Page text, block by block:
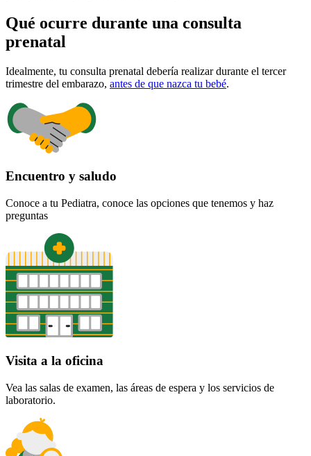
Qué ocurre durante una consulta
prenatal
Idealmente, tu consulta prenatal debería realizar durante el tercer
trimestre del embarazo, antes de que nazca tu bebé.
Encuentro y saludo
Conoce a tu Pediatra, conoce las opciones que tenemos y haz
preguntas
Visita a la oficina
Vea las salas de examen, las áreas de espera y los servicios de
laboratorio.